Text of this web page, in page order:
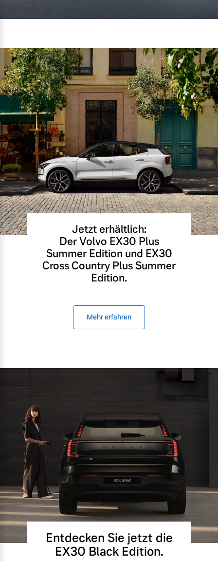
Jetzt erhältlich:
Der Volvo EX30 Plus
Summer Edition und EX30
Cross Country Plus Summer
Edition.
Mehr erfahren
Entdecken Sie jetzt die
EX30 Black Edition.